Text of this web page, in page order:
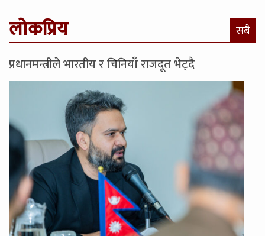
लोकप्रिय सबै
प्रधानमन्त्रीले भारतीय र चिनियाँ राजदूत भेट्दै